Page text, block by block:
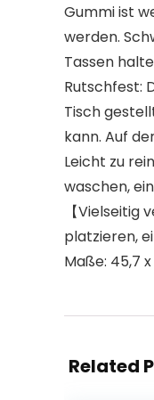
Gummi ist
werden.
Tassen
Rutschfest:
Tisch
kann. Auf
Leicht zu
waschen,
【
platzieren,
Maße: 45,7
Related